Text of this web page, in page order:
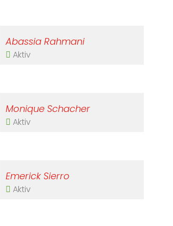
Abassia Rahmani
Aktiv
Monique Schacher
Aktiv
Emerick Sierro
Aktiv